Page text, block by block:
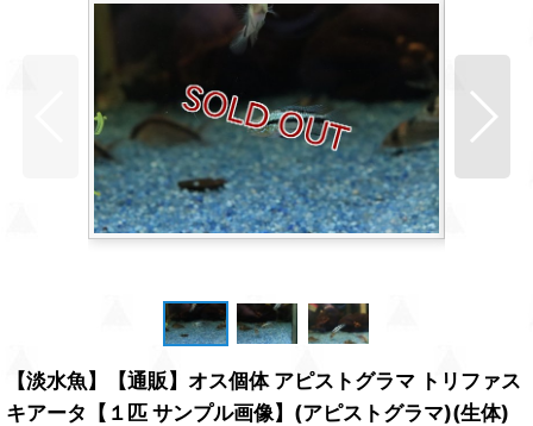
【淡水魚】【通販】オス個体 アピストグラマ トリファス
キアータ【１匹 サンプル画像】(アピストグラマ)(生体)